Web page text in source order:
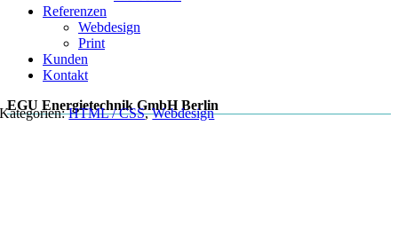
Referenzen
Webdesign
Print
Kunden
Kontakt
EGU Energietechnik GmbH Berlin
Kategorien:HTML / CSS,Webdesign